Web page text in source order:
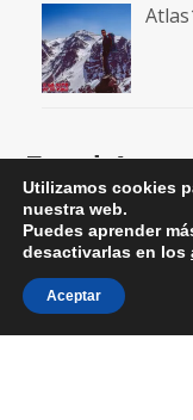
Feed A
RSS: Entradas
RSS:
Utilizamos cookies
nuestra web.
Puedes aprender
desactivarlas en los
Aceptar